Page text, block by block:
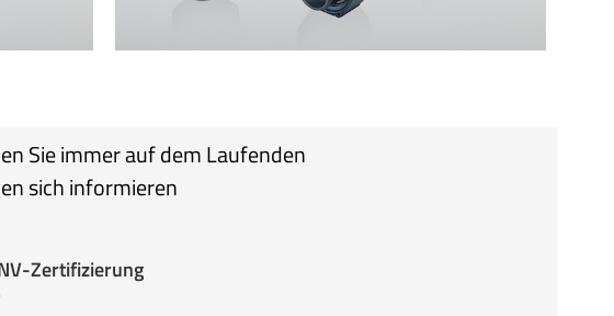
Sie immer auf dem Laufenden
sich informieren
Zertifizierung